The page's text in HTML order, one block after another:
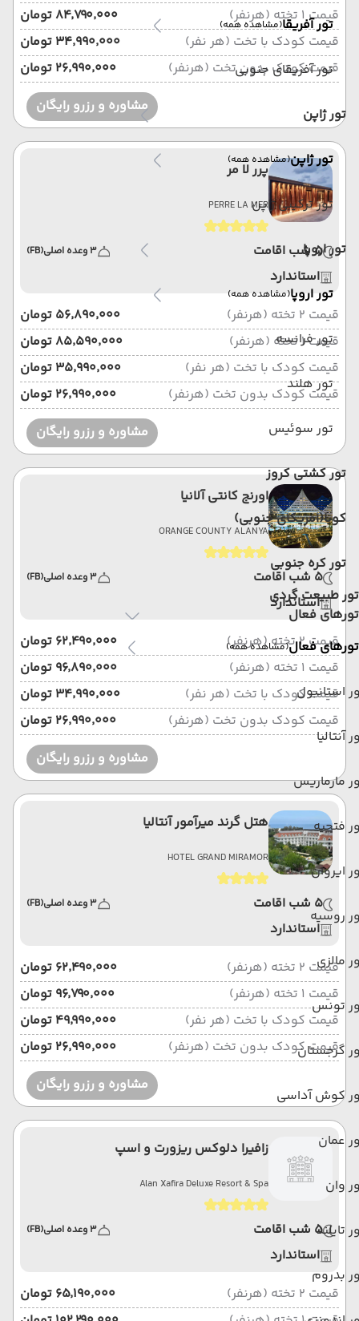
تور آفریقا(مشاهده همه)
تور آفریقای جنوبی
تور ژاپن
تور ژاپن(مشاهده همه)
تور ترکیبی ژاپن
تور اروپا
تور اروپا(مشاهده همه)
تور فرانسه
تور هلند
تور سوئیس
تور کشتی کروز
کوبا(امریکای جنوبی)
تور کره جنوبی
تور طبیعت گردی
تورهای فعال
تورهای فعال(مشاهده همه)
استانبول
آنتالیا
مارماریس
فتحیه
ایروان
روسیه
مالزی
تونس
گرجستان
کوش آداسی
عمان
وان
تایلند
بدروم
قیمت 1 تخته (هرنفر)
۸۴٬۷۹۰٬۰۰۰ تومان
قیمت کودک با تخت (هر نفر)
۳۴٬۹۹۰٬۰۰۰ تومان
قیمت کودک بدون تخت (هرنفر)
۲۶٬۹۹۰٬۰۰۰ تومان
مشاوره و رزرو رایگان
پرر لا مر
PERRE LA MER
5 شب اقامت 3 وعده اصلی (FB)
استاندارد
قیمت 2 تخته (هرنفر)
۵۶٬۸۹۰٬۰۰۰ تومان
قیمت 1 تخته (هرنفر)
۸۵٬۵۹۰٬۰۰۰ تومان
قیمت کودک با تخت (هر نفر)
۳۵٬۹۹۰٬۰۰۰ تومان
قیمت کودک بدون تخت (هرنفر)
۲۶٬۹۹۰٬۰۰۰ تومان
مشاوره و رزرو رایگان
اورنج کانتی آلانیا
ORANGE COUNTY ALANYA
5 شب اقامت 3 وعده اصلی (FB)
استاندارد
قیمت 2 تخته (هرنفر)
۶۲٬۴۹۰٬۰۰۰ تومان
قیمت 1 تخته (هرنفر)
۹۶٬۸۹۰٬۰۰۰ تومان
قیمت کودک با تخت (هر نفر)
۳۴٬۹۹۰٬۰۰۰ تومان
قیمت کودک بدون تخت (هرنفر)
۲۶٬۹۹۰٬۰۰۰ تومان
مشاوره و رزرو رایگان
هتل گرند میرآمور آنتالیا
HOTEL GRAND MIRAMOR
5 شب اقامت 3 وعده اصلی (FB)
استاندارد
قیمت 2 تخته (هرنفر)
۶۲٬۴۹۰٬۰۰۰ تومان
قیمت 1 تخته (هرنفر)
۹۶٬۷۹۰٬۰۰۰ تومان
قیمت کودک با تخت (هر نفر)
۴۹٬۹۹۰٬۰۰۰ تومان
قیمت کودک بدون تخت (هرنفر)
۲۶٬۹۹۰٬۰۰۰ تومان
مشاوره و رزرو رایگان
زافیرا دلوکس ریزورت و اسپ
Alan Xafira Deluxe Resort & Spa
5 شب اقامت 3 وعده اصلی (FB)
استاندارد
قیمت 2 تخته (هرنفر)
۶۵٬۱۹۰٬۰۰۰ تومان